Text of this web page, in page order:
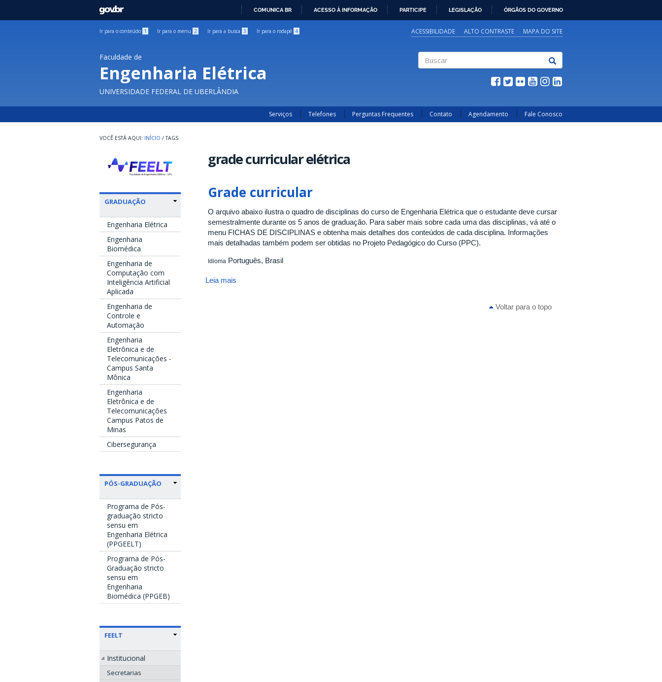
GOVBR
COMUNICA BR ACESSO À INFORMAÇÃO PARTICIPE LEGISLAÇÃO ÓRGÃOS DO GOVERNO
Ir para o conteúdo 1 Ir para o menu 2 Ir para a busca 3 Ir para o rodapé 4 ACESSIBILIDADE ALTO CONTRASTE MAPA DO SITE
Faculdade de
Engenharia Elétrica
UNIVERSIDADE FEDERAL DE UBERLÂNDIA
Serviços Telefones Perguntas Frequentes Contato Agendamento Fale Conosco
INÍCIO / TAGS
GRADUAÇÃO
Engenharia Elétrica
Engenharia
Biomédica
Engenharia de
Computação com
Inteligência Artificial
Aplicada
Engenharia de
Controle e
Automação
Engenharia
Eletrônica e de
Telecomunicações -
Campus Santa
Mônica
Engenharia
Eletrônica e de
Telecomunicações
Campus Patos de
Minas
Cibersegurança
PÓS-GRADUAÇÃO
Programa de Pós-
graduação stricto
sensu em
Engenharia Elétrica
(PPGEELT)
Programa de Pós-
Graduação stricto
sensu em
Engenharia
Biomédica (PPGEB)
FEELT
Institucional
Secretarias
grade curricular elétrica
Grade curricular
O arquivo abaixo ilustra o quadro de disciplinas do curso de Engenharia Elétrica que o estudante deve cursar
semestralmente durante os 5 anos de graduação. Para saber mais sobre cada uma das disciplinas, vá até o
menu FICHAS DE DISCIPLINAS e obtenha mais detalhes dos conteúdos de cada disciplina. Informações
mais detalhadas também podem ser obtidas no Projeto Pedagógico do Curso (PPC).
Idioma Português, Brasil
Leia mais
Voltar para o topo